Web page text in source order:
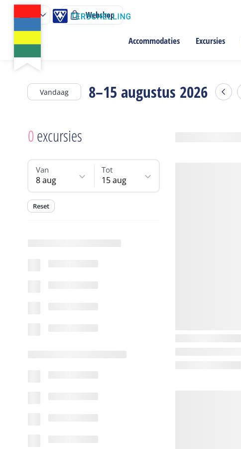
Accommodaties Excursies
Webshop
Vandaag 8–15 augustus 2026
0excursies
Van
8 aug
Tot
15 aug
Reset